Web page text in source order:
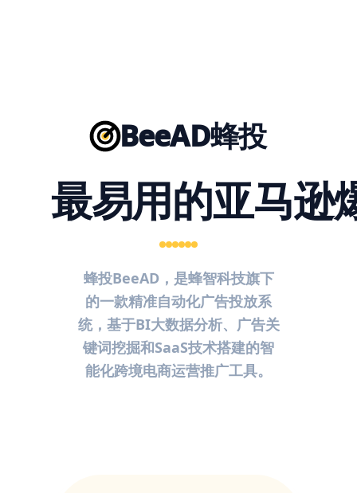
BeeAD蜂投
最易用的亚马逊
蜂投BeeAD，是蜂智科技旗下
的一款精准自动化广告投放系
统，基于BI大数据分析、广告关
键词挖掘和SaaS技术搭建的智
能化跨境电商运营推广工具。